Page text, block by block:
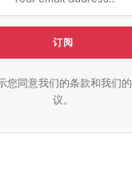
您同意我们的条款和我们的
议。